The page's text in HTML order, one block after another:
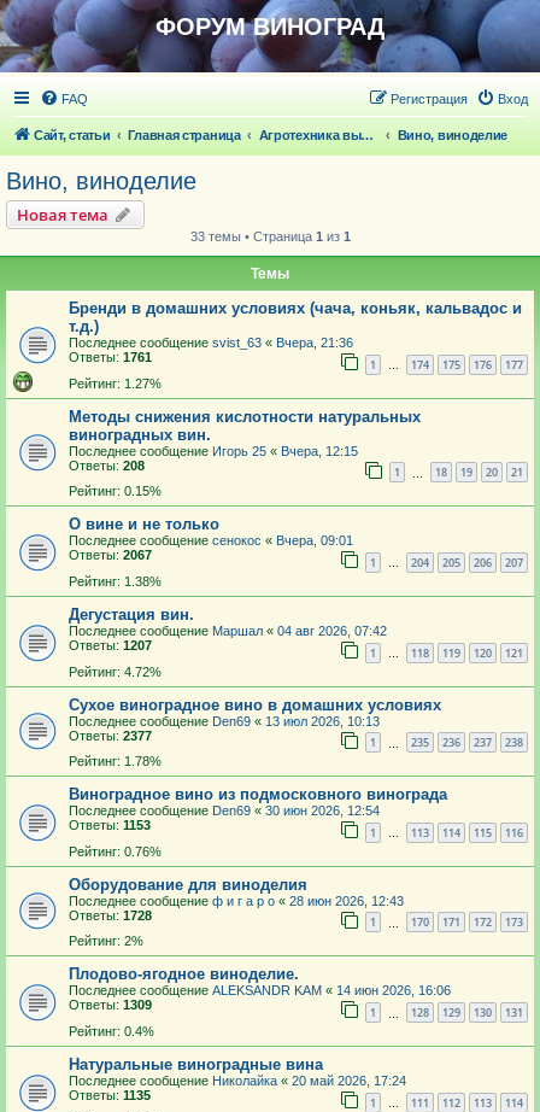
ФОРУМ ВИНОГРАД
FAQ Вход
Регистрация
Сайт, статьи Главная страница Агротехника выращивания винограда Вино, виноделие
Вино, виноделие
Новая тема
33 темы • Страница 1 из 1
Темы
Бренди в домашних условиях (чача, коньяк, кальвадос и
т.д.)
Последнее сообщение svist_63 « Вчера, 21:36
Ответы: 1761 1 … 174 175 176 177
Рейтинг: 1.27%
Методы снижения кислотности натуральных
виноградных вин.
Последнее сообщение Игорь 25 « Вчера, 12:15
Ответы: 208 1 18 19 20 21
Рейтинг: 0.15%
О вине и не только
Последнее сообщение сенокос « Вчера, 09:01
Ответы: 2067 1 … 204 205 206 207
Рейтинг: 1.38%
Дегустация вин.
Последнее сообщение Маршал « 04 авг 2026, 07:42
Ответы: 1207 1 … 118 119 120 121
Рейтинг: 4.72%
Сухое виноградное вино в домашних условиях
Последнее сообщение Den69 « 13 июл 2026, 10:13
Ответы: 2377 1 235 236 237 238
Рейтинг: 1.78%
Виноградное вино из подмосковного винограда
Последнее сообщение Den69 « 30 июн 2026, 12:54
Ответы: 1153 1 … 113 114 115 116
Рейтинг: 0.76%
Оборудование для виноделия
Последнее сообщение ф и г а р о « 28 июн 2026, 12:43
Ответы: 1728 1 170 171 172 173
Рейтинг: 2%
Плодово-ягодное виноделие.
Последнее сообщение ALEKSANDR KAM « 14 июн 2026, 16:06
Ответы: 1309 1 128 129 130 131
Рейтинг: 0.4%
Натуральные виноградные вина
Последнее сообщение Николайка « 20 май 2026, 17:24
Ответы: 1135 1 … 111 112 113 114